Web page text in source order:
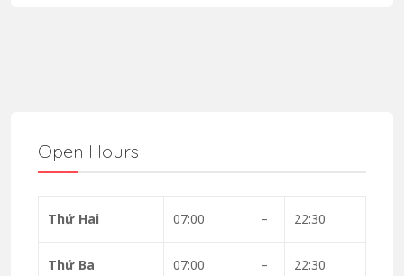
Open Hours
Thứ Hai 07:00 – 22:30
Thứ Ba 07:00 – 22:30